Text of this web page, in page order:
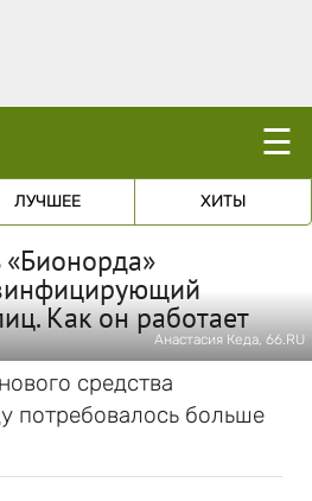
☰
ЛУЧШЕЕ ХИТЫ
Как он работает
Анастасия Кеда, 66.RU
средства
потребовалось больше